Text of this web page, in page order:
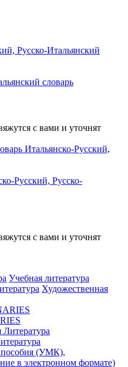
словарь
с вами и уточнят
Русский, Русско-
с вами и уточнят
Учебная литература
Художественная